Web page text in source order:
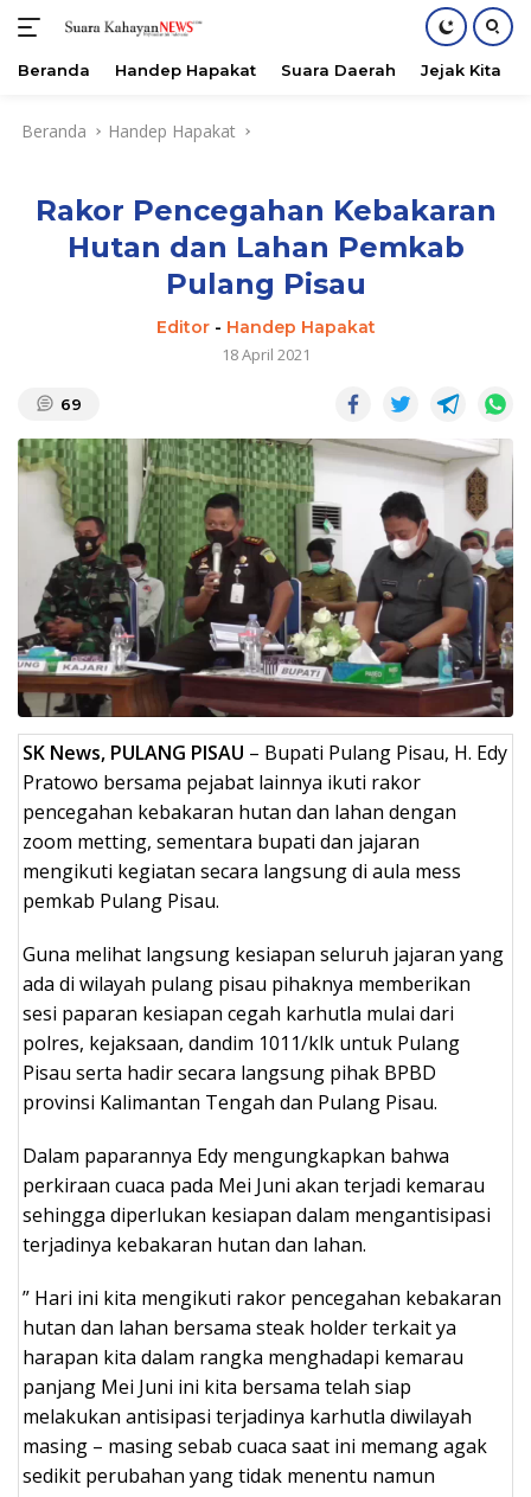
Beranda Handep Hapakat Suara Daerah Jejak Kita
Beranda Handep Hapakat
Rakor Pencegahan Kebakaran
Hutan dan Lahan Pemkab
Pulang Pisau
Editor- Handep Hapakat
18 April 2021
69
SK News, PULANG PISAU – Bupati Pulang Pisau, H. Edy
Pratowo bersama pejabat lainnya ikuti rakor
pencegahan kebakaran hutan dan lahan dengan
zoom metting, sementara bupati dan jajaran
mengikuti kegiatan secara langsung di aula mess
pemkab Pulang Pisau.
Guna melihat langsung kesiapan seluruh jajaran yang
ada di wilayah pulang pisau pihaknya memberikan
sesi paparan kesiapan cegah karhutla mulai dari
polres, kejaksaan, dandim 1011/klk untuk Pulang
Pisau serta hadir secara langsung pihak BPBD
provinsi Kalimantan Tengah dan Pulang Pisau.
Dalam paparannya Edy mengungkapkan bahwa
perkiraan cuaca pada Mei Juni akan terjadi kemarau
sehingga diperlukan kesiapan dalam mengantisipasi
terjadinya kebakaran hutan dan lahan.
” Hari ini kita mengikuti rakor pencegahan kebakaran
hutan dan lahan bersama steak holder terkait ya
harapan kita dalam rangka menghadapi kemarau
panjang Mei Juni ini kita bersama telah siap
melakukan antisipasi terjadinya karhutla diwilayah
masing – masing sebab cuaca saat ini memang agak
sedikit perubahan yang tidak menentu namun